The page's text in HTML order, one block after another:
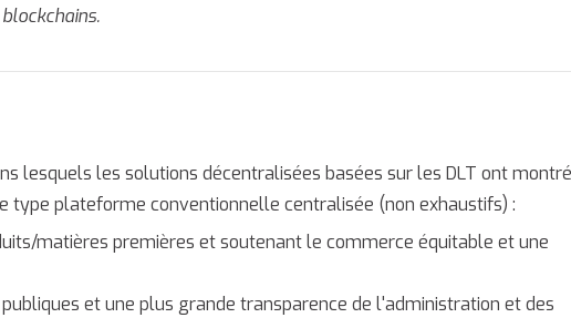
blockchains.
lesquels les solutions décentralisées basées sur les DLT ont
type plateforme conventionnelle centralisée (non exhaustifs) :
matières premières et soutenant le commerce équitable et une
et une plus grande transparence de l'administration et des